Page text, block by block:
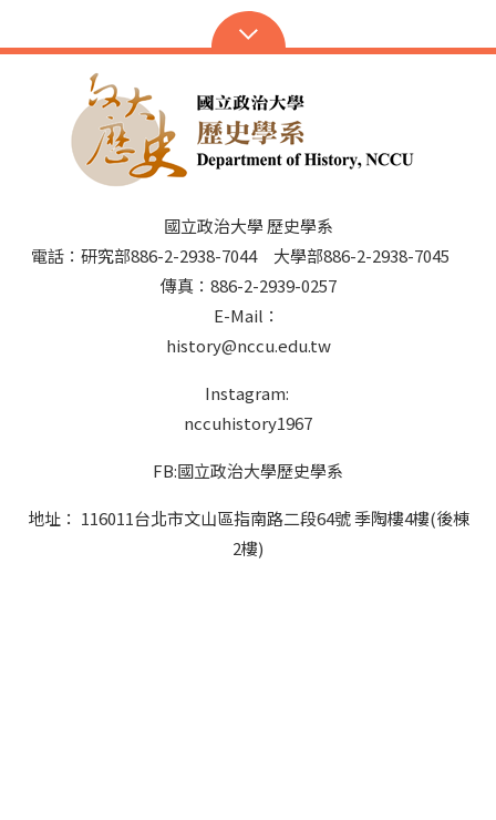
國立政治大學 歷史學系
電話：研究部886-2-2938-7044 大學部886-2-2938-7045
傳真：886-2-2939-0257
E-Mail：
history@nccu.edu.tw
Instagram:
nccuhistory1967
FB:國立政治大學歷史學系
地址： 116011台北市文山區指南路二段64號 季陶樓4樓(後棟
2樓)